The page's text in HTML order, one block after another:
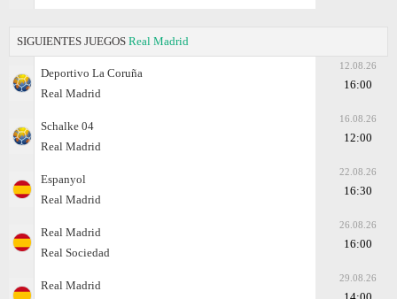
SIGUIENTES JUEGOS Real Madrid
Deportivo La Coruña
Real Madrid
12.08.26
16:00
Schalke 04
Real Madrid
16.08.26
12:00
Espanyol
Real Madrid
22.08.26
16:30
Real Madrid
Real Sociedad
26.08.26
16:00
Real Madrid
29.08.26